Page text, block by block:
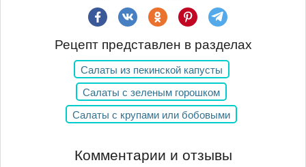
Рецепт представлен в разделах
Салаты из пекинской капусты
Салаты с зеленым горошком
Салаты с крупами или бобовыми
Комментарии и отзывы